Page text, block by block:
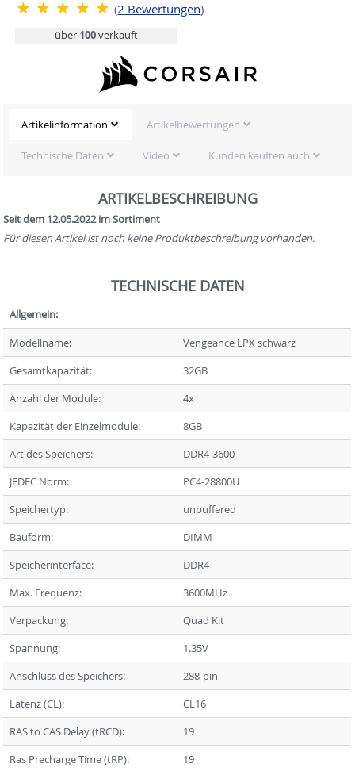
(2 Bewertungen)
über 100verkauft
Artikelinformation Artikelbewertungen
Technische Daten Video Kunden kauften auch
ARTIKELBESCHREIBUNG
Seit dem 12.05.2022 im Sortiment
Für diesen Artikel ist noch keine Produktbeschreibung vorhanden.
TECHNISCHE DATEN
Allgemein:
Modellname:
Vengeance LPX schwarz
Gesamtkapazität:
32GB
Anzahl der Module:
4x
Kapazität der Einzelmodule:
8GB
Art des Speichers:
DDR4-3600
JEDEC Norm:
PC4-28800U
Speichertyp:
unbuffered
Bauform:
DIMM
Speicherinterface:
DDR4
Max. Frequenz:
3600MHz
Verpackung:
Quad Kit
Spannung:
1.35V
Anschluss des Speichers:
288-pin
Latenz (CL):
CL16
RAS to CAS Delay (tRCD):
19
Ras Precharge Time (tRP):
19